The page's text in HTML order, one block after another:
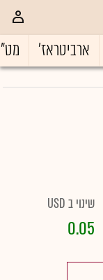
ארביטראז'
שינוי ב USD
0.05